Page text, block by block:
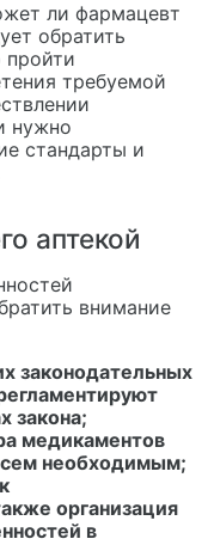
ли фармацевт
обратить
пройти
требуемой
нужно
стандарты и
аптекой
внимание
законодательных
закона;
медикаментов
необходимым;
организация
в